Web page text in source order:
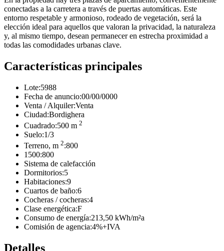
conectadas a la carretera a través de puertas automáticas. Este
entorno respetable y armonioso, rodeado de vegetación, será la
elección ideal para aquellos que valoran la privacidad, la naturaleza
y, al mismo tiempo, desean permanecer en estrecha proximidad a
todas las comodidades urbanas clave.
Características principales
Lote:5988
Fecha de anuncio:00/00/0000
Venta / Alquiler:Venta
Ciudad:Bordighera
Cuadrado:500 m 2
Suelo:1/3
Terreno, m 2:800
1500:800
Sistema de calefacción
Dormitorios:5
Habitaciones:9
Cuartos de baño:6
Cocheras / cocheras:4
Clase energética:F
Consumo de energía:213,50 kWh/m²a
Comisión de agencia:4%+IVA
Detalles